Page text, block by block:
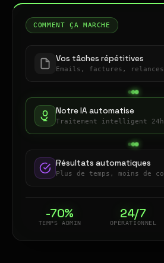
COMMENT ÇA MARCHE
Vos tâches répétitives
Emails, factures,
Notre IA automatise
Traitement intelligent
Résultats automatiques
Plus de temps, moins de
-70%
TEMPS ADMIN
24/7
OPÉRATIONNEL